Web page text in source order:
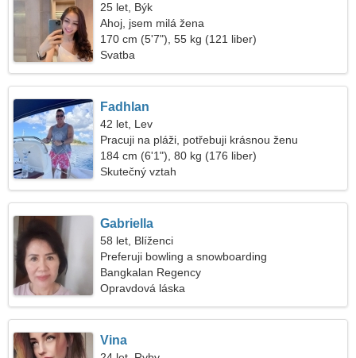
25 let, Býk
Ahoj, jsem milá žena
170 cm (5'7"), 55 kg (121 liber)
Svatba
Fadhlan
42 let, Lev
Pracuji na pláži, potřebuji krásnou ženu
184 cm (6'1"), 80 kg (176 liber)
Skutečný vztah
Gabriella
58 let, Blíženci
Preferuji bowling a snowboarding
Bangkalan Regency
Opravdová láska
Vina